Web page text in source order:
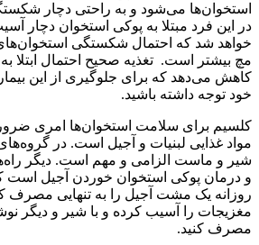
استخوان‌ها می‌شود و به راحتی دچار
در این فرد مبتلا به پوکی استخوان دچار
خواهد شد که احتمال شکستگی
مچ بیشتر است. تغذیه صحیح احتمال ابتلا به
کاهش می‌دهد که برای جلوگیری از این
خود توجه داشته باشید.
کلسیم برای سلامت استخوان‌ها امری
مواد غذایی لبنیات و آجیل است. در
شیر و ماست الزامی و مهم است. دیگر
و درمان پوکی استخوان خوردن آجیل است
روزانه یک مشت آجیل را به تنهایی مصرف
مغزیجات را آسیب کرده و با شیر و دیگر
مصرف کنید.